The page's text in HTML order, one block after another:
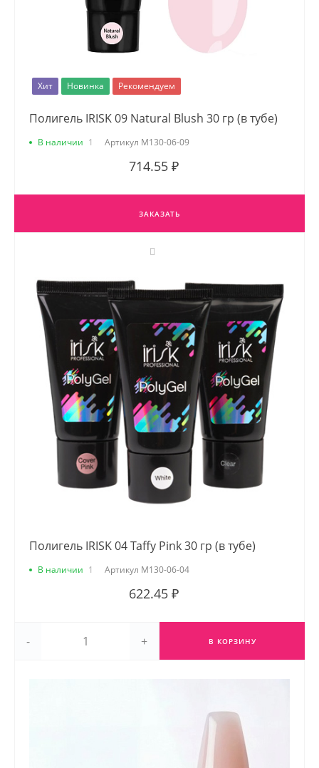
Хит Новинка Рекомендуем
Полигель IRISK 09 Natural Blush 30 гр (в тубе)
В наличии 1 Артикул М130-06-09
714.55 ₽
ЗАКАЗАТЬ
Полигель IRISK 04 Taffy Pink 30 гр (в тубе)
В наличии 1 Артикул М130-06-04
622.45 ₽
- + В КОРЗИНУ